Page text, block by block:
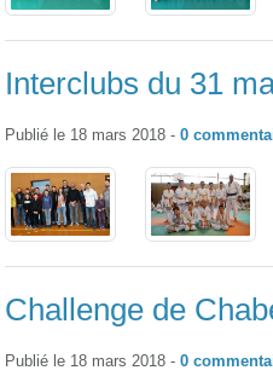
Interclubs du 31
Publié le 18 mars 2018 - 0
Challenge de
Publié le 18 mars 2018 - 0